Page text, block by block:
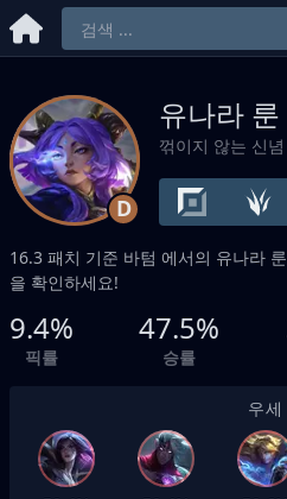
D
유나라 룬
꺾이지 않는 신념
16.3 패치 기준 바텀 에서의 유나라
을 확인하세요!
9.4%
픽률
47.5%
승률
우세